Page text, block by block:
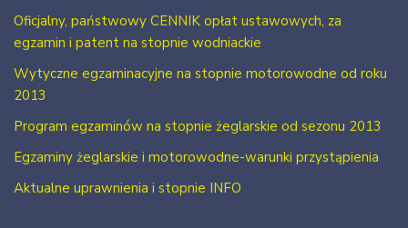
Oficjalny, państwowy CENNIK opłat ustawowych, za
egzamin i patent na stopnie wodniackie
Wytyczne egzaminacyjne na stopnie motorowodne od roku
2013
Program egzaminów na stopnie żeglarskie od sezonu 2013
Egzaminy żeglarskie i motorowodne-warunki przystąpienia
Aktualne uprawnienia i stopnie INFO